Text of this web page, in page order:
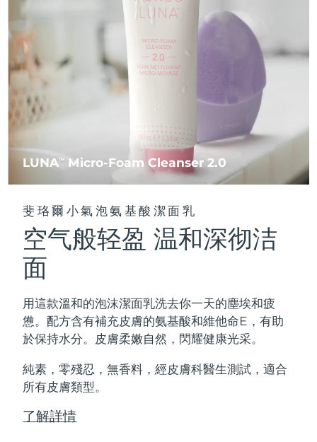
LUNATM Micro-Foam Cleanser 2.0
斐珞爾小氣泡氨基酸潔面乳
空气般轻盈 温和深彻洁
面
用這款溫和的泡沫潔面乳洗去你一天的塵埃和疲
憊。配方含有補充皮膚的氨基酸和維他命E，有助
於保持水分。皮膚柔嫩自然，閃耀健康光采。
純素，零殘忍，無香料，經皮膚科醫生測試，適合
所有皮膚類型。
了解詳情
LUNA™ 4 mini
For young skin, T-zone
LUNA™ 4 go
LUNA™護膚
Premium cleansers & balm
LUNA™ 設備
All facial cleansing devices
面部提拉護理
Premium anti-aging skincare
BEAR™ 設備
UFO™ 3 mini
Red light therapy device for young skin
Portable red light therapy
面膜
UFO™ 設備
issa™ 4 smile
Hybrid silicone sonic toothbrush
For ages 0-3
issa™ Teeth Whitening Set
ISSA™ 設備
FAQ™ 101
Clinical anti-aging
FAQ™ 102
FAQ™ 103
Luxurious clinical anti-aging set
FAQ™ P1 Primer
Manuka honey primer
FAQ™護膚品
All FAQ™ skincare
FAQ™產品
All anti-aging treatments
FAQ™ 201
FAQ™ 202
FAQ™ 211
Anti-aging neck & décolleté LED mask
FAQ™ 221
Anti-aging LED hand mask
FAQ™護膚品
All FAQ™ skincare
FAQ™產品
All LED treatments
生髮
LED hair strengthening scalp massager
FAQ™ Scalp Serum
FAQ™護膚品
FAQ™產品
All hair treatments
肌膚年輕化
Full-Spectrum Red Light Therapy
FAQ™ 502
FAQ™ Red Light Serum
FAQ™ skincare
All FAQ™ skincare
FAQ™ products
保健品
NEW
專業治療
PEACH™ 2 Pro Max
Professional IPL hair removal device
PEACH™ 2
BEAR™ 2 body
Microcurrent body toning
LUNA™ 4 body
痘肌護理 眼部護理
中國 預計送達日期
哥倫比亞 8/12/26
克羅埃西亞 預計送達日期8/8/26
賽普勒斯 預計送達日期
捷克 8/8/26
丹麥 預計送達日期8/8/26
愛沙尼亞
芬蘭 預計送達日期8/8/26
法屬玻里尼西亞 預計送達日期 8/12/26
直布羅陀
希臘